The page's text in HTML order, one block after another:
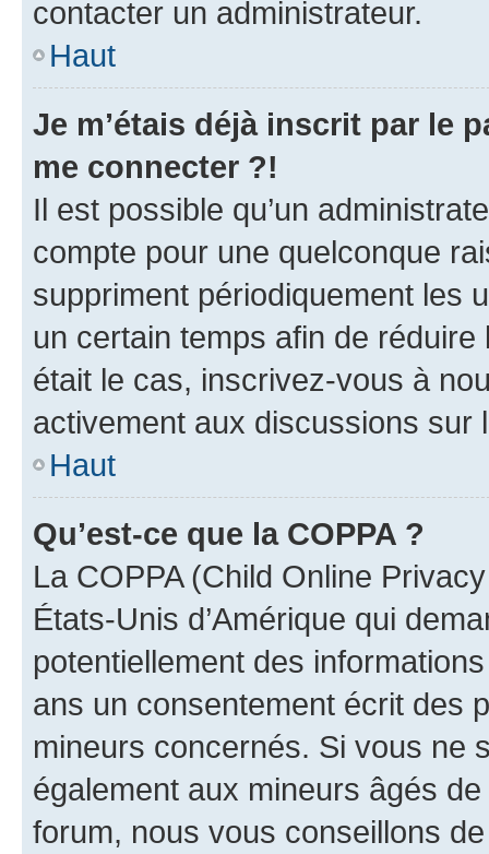
contacter un administrateur.
Haut
Je m’étais déjà inscrit par le
me connecter ?!
Il est possible qu’un
compte pour une quelconque
suppriment périodiquement les
un certain temps afin de
était le cas, inscrivez-vous à
activement aux discussions sur
Haut
Qu’est-ce que la COPPA ?
La COPPA (Child Online
États-Unis d’Amérique qui
potentiellement des
ans un consentement écrit des
mineurs concernés. Si vous ne
également aux mineurs âgés
forum, nous vous conseillons